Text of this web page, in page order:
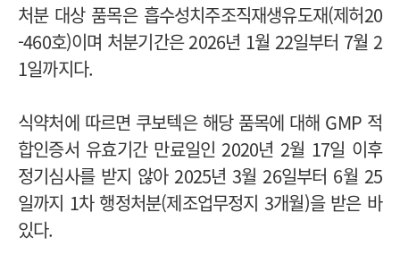
처분 대상 품목은 흡수성치주조직재생유도재(제허20
-460호)이며 처분기간은 2026년 1월 22일부터 7월 2
1일까지다.
식약처에 따르면 쿠보텍은 해당 품목에 대해 GMP 적
합인증서 유효기간 만료일인 2020년 2월 17일 이후
정기심사를 받지 않아 2025년 3월 26일부터 6월 25
일까지 1차 행정처분(제조업무정지 3개월)을 받은 바
있다.